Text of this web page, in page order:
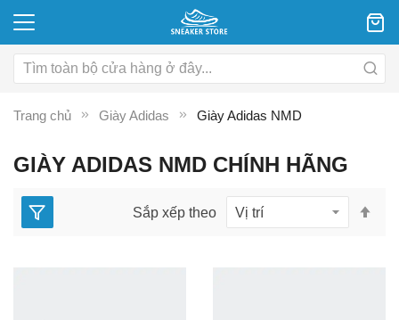
Trang chủ Giày Adidas Giày Adidas NMD
GIÀY ADIDAS NMD CHÍNH HÃNG
Sắp xếp theo